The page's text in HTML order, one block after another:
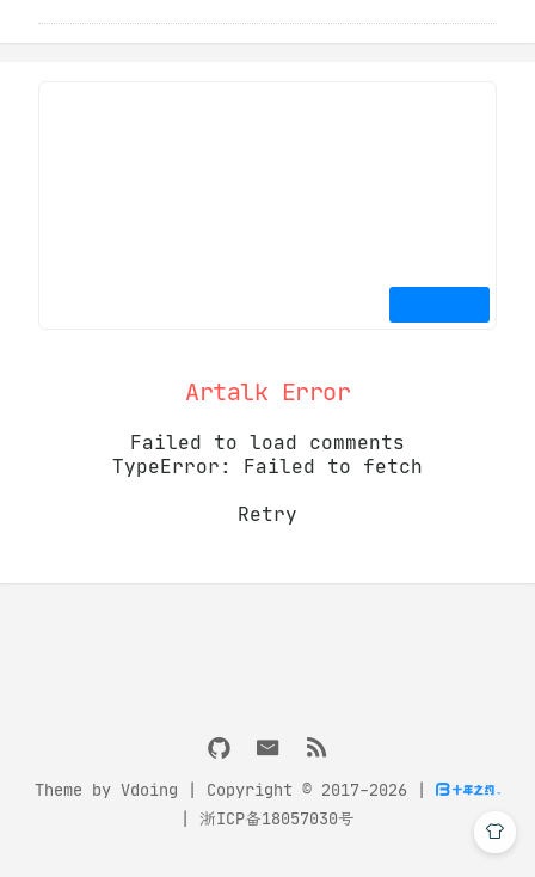
Artalk Error
Failed to load comments
TypeError: Failed to fetch
Retry
Theme by Vdoing | Copyright © 2017-2026
浙ICP备18057030号